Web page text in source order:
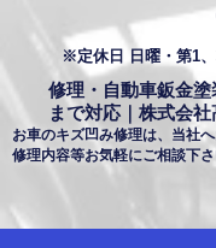
※定休日 日曜・第1
修理・自動車鈑金塗
まで対応｜株式会
お車のキズ凹み修理は、当社
修理内容等お気軽にご相談下さ